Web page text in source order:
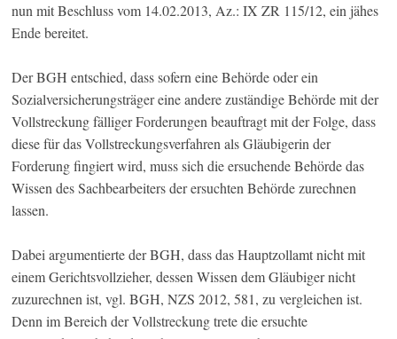
nun mit Beschluss vom 14.02.2013, Az.: IX ZR 115/12, ein jähes
Ende bereitet.
Der BGH entschied, dass sofern eine Behörde oder ein
Sozialversicherungsträger eine andere zuständige Behörde mit der
Vollstreckung fälliger Forderungen beauftragt mit der Folge, dass
diese für das Vollstreckungsverfahren als Gläubigerin der
Forderung fingiert wird, muss sich die ersuchende Behörde das
Wissen des Sachbearbeiters der ersuchten Behörde zurechnen
lassen.
Dabei argumentierte der BGH, dass das Hauptzollamt nicht mit
einem Gerichtsvollzieher, dessen Wissen dem Gläubiger nicht
zuzurechnen ist, vgl. BGH, NZS 2012, 581, zu vergleichen ist.
Denn im Bereich der Vollstreckung trete die ersuchte